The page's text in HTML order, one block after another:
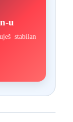
u
stabilan